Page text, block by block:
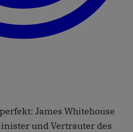
James Whitehouse
und Vertrauter des